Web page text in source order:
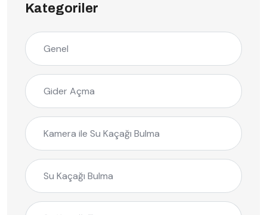
Kategoriler
Genel
Gider Açma
Kamera ile Su Kaçağı Bulma
Su Kaçağı Bulma